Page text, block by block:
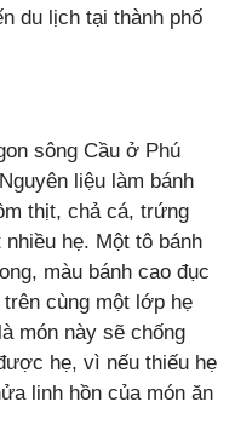
du lịch tại thành phố
sông Cầu ở Phú
liệu làm bánh
thịt, chả cá, trứng
hẹ. Một tô bánh
màu bánh cao đục
cùng một lớp hẹ
món này sẽ chống
hẹ, vì nếu thiếu hẹ
linh hồn của món ăn